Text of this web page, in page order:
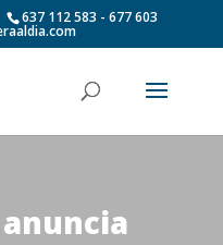
637 112 583 - 677 603